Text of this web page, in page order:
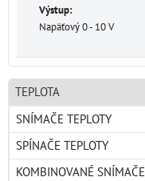
Výstup:
Napäťový 0 - 10 V
TEPLOTA
SNÍMAČE TEPLOTY
SPÍNAČE TEPLOTY
KOMBINOVANÉ SNÍMAČE